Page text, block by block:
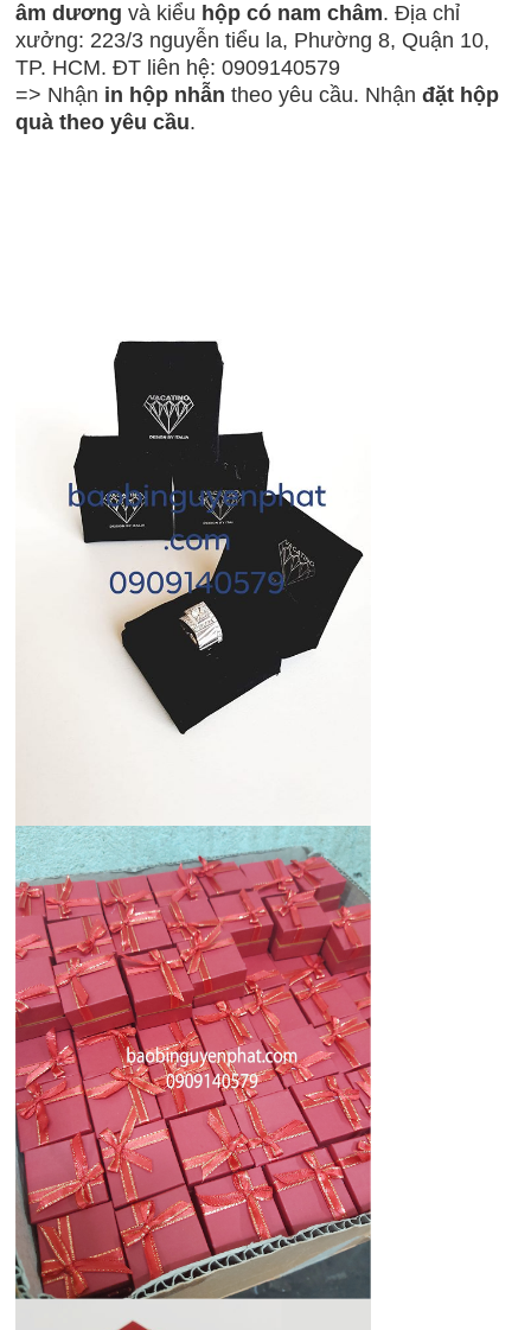
âm dương và kiểu hộp có nam châm. Địa chỉ
xưởng: 223/3 nguyễn tiểu la, Phường 8, Quận 10,
TP. HCM. ĐT liên hệ: 0909140579
=> Nhận in hộp nhẫn theo yêu cầu. Nhận đặt hộp
quà theo yêu cầu.